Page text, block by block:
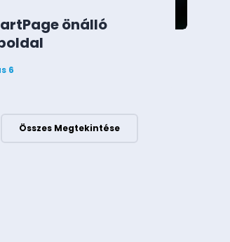
önálló
6
Összes Megtekintése